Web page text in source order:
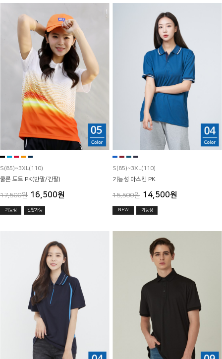
S(85)~3XL(110)
쿨론 도트 PK(반팔/긴팔)
17,500원 16,500원
기능성 긴팔가능
S(85)~3XL(110)
기능성 아스킨 PK
15,500원 14,500원
NEW 기능성